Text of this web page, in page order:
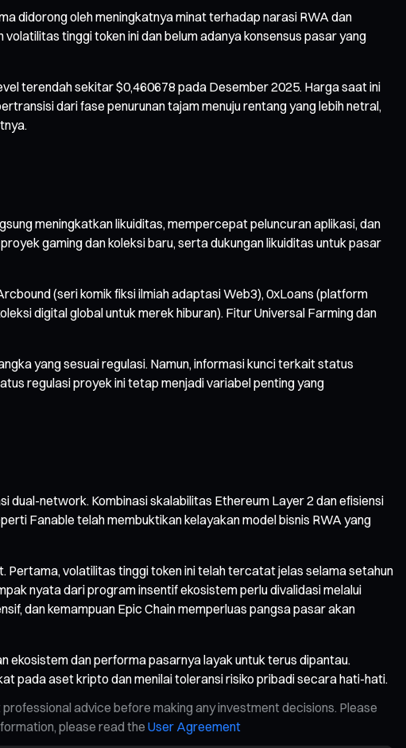
didorong oleh meningkatnya minat terhadap narasi RWA dan
tinggi token ini dan belum adanya konsensus pasar yang
terendah sekitar $0,460678 pada Desember 2025. Harga saat ini
dari fase penurunan tajam menuju rentang yang lebih netral,
meningkatkan likuiditas, mempercepat peluncuran aplikasi, dan
gaming dan koleksi baru, serta dukungan likuiditas untuk pasar
(seri komik fiksi ilmiah adaptasi Web3), 0xLoans (platform
digital global untuk merek hiburan). Fitur Universal Farming dan
yang sesuai regulasi. Namun, informasi kunci terkait status
regulasi proyek ini tetap menjadi variabel penting yang
dual-network. Kombinasi skalabilitas Ethereum Layer 2 dan efisiensi
Fanable telah membuktikan kelayakan model bisnis RWA yang
volatilitas tinggi token ini telah tercatat jelas selama setahun
nyata dari program insentif ekosistem perlu divalidasi melalui
dan kemampuan Epic Chain memperluas pangsa pasar akan
ekosistem dan performa pasarnya layak untuk terus dipantau.
pada aset kripto dan menilai toleransi risiko pribadi secara hati-hati.
advice before making any investment decisions. Please
please read the User Agreement